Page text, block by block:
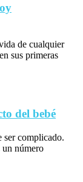
de cualquier
sus primeras
del bebé
ser complicado.
un número